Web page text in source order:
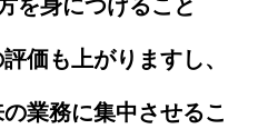
を身につけること
価も上がりますし、
業務に集中させるこ